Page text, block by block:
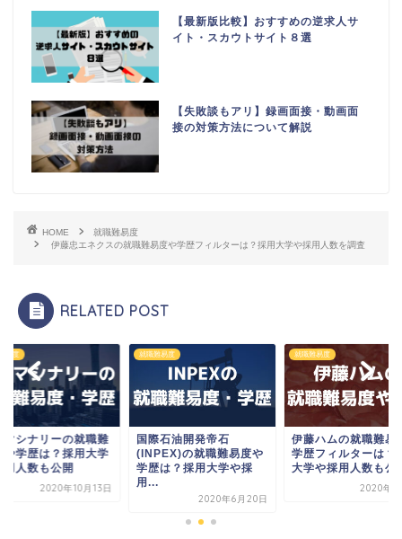
【最新版比較】おすすめの逆求人サ
イト・スカウトサイト８選
【失敗談もアリ】録画面接・動画面
接の対策方法について解説
HOME
就職難易度
伊藤忠エネクスの就職難易度や学歴フィルターは？採用大学や採用人数を調査
RELATED POST
易度
マシナリーの就職難
や学歴は？採用大学
用人数も公開
2020年10月13日
就職難易度
国際石油開発帝石
(INPEX)の就職難易度や
学歴は？採用大学や採
用...
2020年6月20日
就職難易度
伊藤ハムの就職難易
学歴フィルターは？
大学や採用人数も公
2020年7